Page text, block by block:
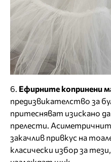
6. Ефирните копринени
предизвикателство за
притесняват изискано
прелести.
закачлив привкус на
класически избор за